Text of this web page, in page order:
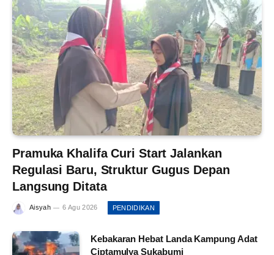
Pramuka Khalifa Curi Start Jalankan
Regulasi Baru, Struktur Gugus Depan
Langsung Ditata
Aisyah 6 Agu 2026 PENDIDIKAN
Kebakaran Hebat Landa Kampung Adat
Ciptamulya Sukabumi